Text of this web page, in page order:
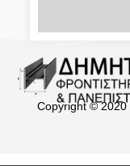
Copyright © 2020